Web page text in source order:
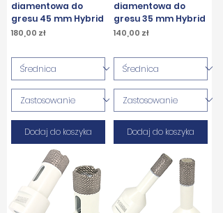
diamentowa do
gresu 45 mm Hybrid
Cena
180,00 zł
Dodaj do koszyka
diamentowa do
gresu 35 mm Hybrid
Cena
140,00 zł
Dodaj do koszyka